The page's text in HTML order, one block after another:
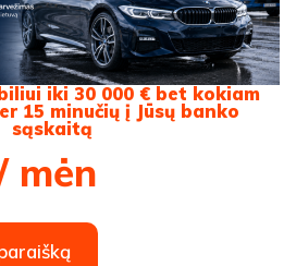
iki 30 000 € bet kokiam
15 minučių į Jūsų banko
sąskaitą
mėn